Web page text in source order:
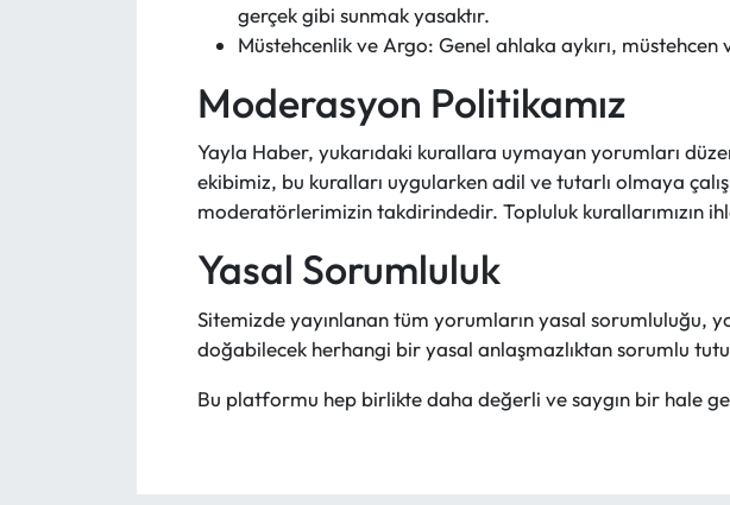
gerçek gibi sunmak yasaktır.
Müstehcenlik ve Argo: Genel ahlaka aykırı,
Moderasyon Politikamız
Yayla Haber, yukarıdaki kurallara uymayan yorumları
ekibimiz, bu kuralları uygularken adil ve tutarlı olmaya
moderatörlerimizin takdirindedir. Topluluk kurallarımızın
Yasal Sorumluluk
Sitemizde yayınlanan tüm yorumların yasal sorumluluğu,
doğabilecek herhangi bir yasal anlaşmazlıktan sorumlu
Bu platformu hep birlikte daha değerli ve saygın bir hale
Mecitözü Haberleri
Oğuzlar Haberleri
Ortaköy Haberleri
Osmancık Haberleri